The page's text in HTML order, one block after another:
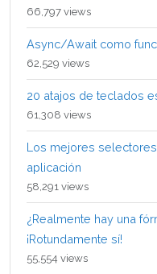
66,797 views
Async/Await como
62,529 views
20 atajos de teclados
61,308 views
Los mejores
aplicación
58,291 views
¿Realmente hay una
¡Rotundamente sí!
55,554 views